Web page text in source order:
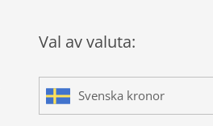
Val av valuta:
Svenska kronor